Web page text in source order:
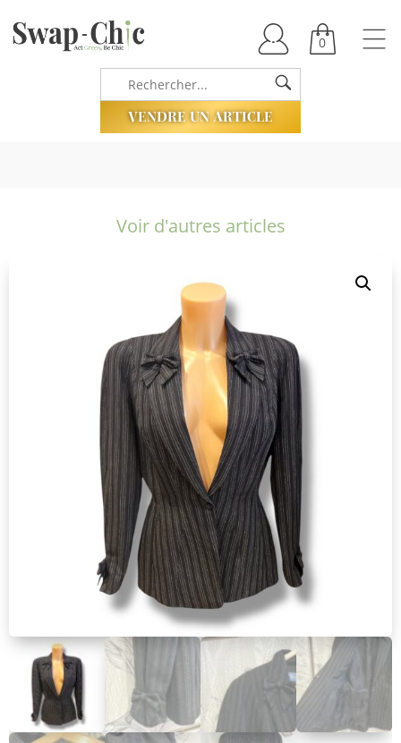
0
VENDRE UN ARTICLE
Voir d'autres articles